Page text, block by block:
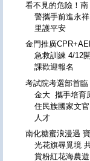
看不見的危險！南
警攜手前進永祥
里護平安
金門推廣
急救訓練 4/12開
課歡迎報名
考試院考選部首臨
金大 攜手培育
住民族國家文官
人才
南化糖蜜浪漫遇 寶
光花旗尋覓境
賞粉紅花海農遊